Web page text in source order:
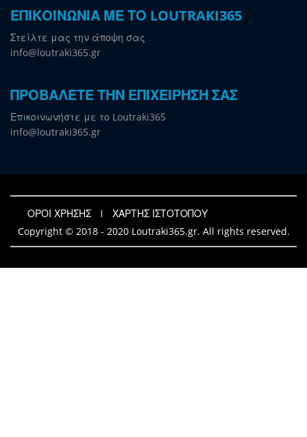
ΕΠΙΚΟΙΝΩΝΙΑ ΜΕ ΤΟ LOUTRAKI365
Στείλτε μας την άποψη σας
info@loutraki365.gr
ΠΡΟΒΑΛΕΤΕ ΤΗΝ ΕΠΙΧΕΙΡΗΣΗ ΣΑΣ
Επικοινωνήστε με το Loutraki365
info@loutraki365.gr
ΟΡΟΙ ΧΡΗΣΗΣ
ΧΑΡΤΗΣ ΙΣΤΟΤΟΠΟΥ
Copyright © 2018 - 2020 Loutraki365.gr. All rights reserved.